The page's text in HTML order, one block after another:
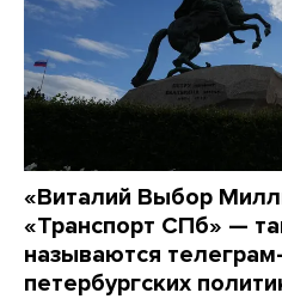
«Виталий Выбор
«Транспорт СПб» —
называются
петербургских